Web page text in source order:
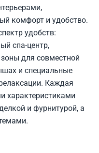
комфорт и удобство.
удобств:
спа-центр,
для совместной
и специальные
Каждая
характеристиками
и фурнитурой, а